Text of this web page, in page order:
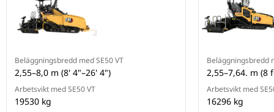
Beläggningsbredd med SE50 VT
2,55–8,0 m (8' 4"–26' 4")
Arbetsvikt med SE50 VT
19530 kg
Beläggningsbredd
2,55–7,64. m (8
Arbetsvikt med
16296 kg